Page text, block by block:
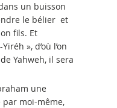
un buisson
le bélier et
fils. Et
», d’où l’on
Yahweh, il sera
une
par moi-même,